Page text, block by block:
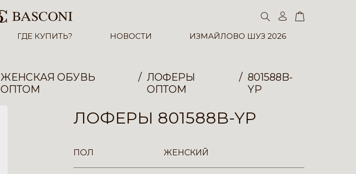
ГДЕ КУПИТЬ? НОВОСТИ ИЗМАЙЛОВО ШУЗ 2026
ЖЕНСКАЯ ОБУВЬ
ОПТОМ
ЛОФЕРЫ
ОПТОМ
801588B-
YP
ЛОФЕРЫ 801588B-YP
ПОЛ ЖЕНСКИЙ